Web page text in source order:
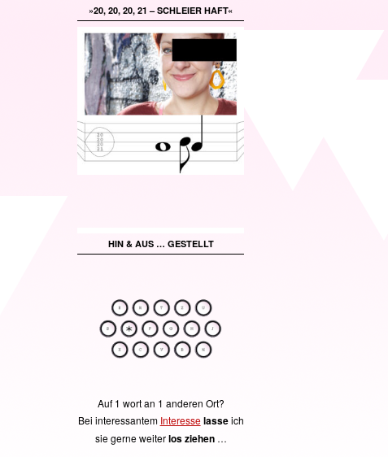
»20, 20, 20, 21 – SCHLEIER HAFT«
HIN & AUS … GESTELLT
Auf 1 wort an 1 anderen Ort?
Bei interessantem Interesse lasseich
sie gerne weiterlos ziehen…